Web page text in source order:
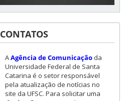
CONTATOS
AAgência de Comunicaçãoda
Universidade Federal de Santa
Catarina é o setor responsável
pela atualização de notícias no
site da UFSC. Para solicitar uma